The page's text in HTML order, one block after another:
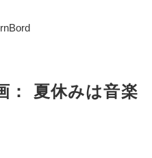
： 夏休みは音楽